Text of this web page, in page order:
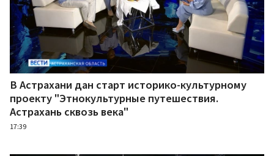
В Астрахани дан старт историко-культурному
проекту "Этнокультурные путешествия.
Астрахань сквозь века"
17:39